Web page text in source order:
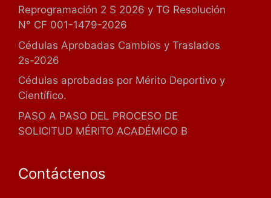
Reprogramación 2 S 2026 y TG Resolución
N° CF 001-1479-2026
Cédulas Aprobadas Cambios y Traslados
2s-2026
Cédulas aprobadas por Mérito Deportivo y
Científico.
PASO A PASO DEL PROCESO DE
SOLICITUD MÉRITO ACADÉMICO B
Contáctenos